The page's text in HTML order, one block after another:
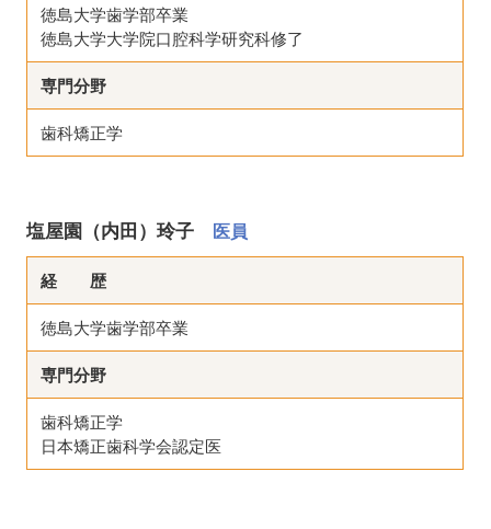
徳島大学歯学部卒業
徳島大学大学院口腔科学研究科修了
専門分野
歯科矯正学
塩屋園（内田）玲子 医員
経 歴
徳島大学歯学部卒業
専門分野
歯科矯正学
日本矯正歯科学会認定医